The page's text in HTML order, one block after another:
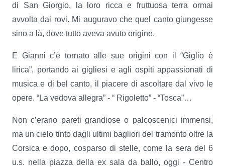
di San Giorgio, la loro ricca e fruttuosa terra ormai
avvolta dai rovi. Mi auguravo che quel canto giungesse
sino a là, dove tutto aveva avuto origine.
E Gianni c’è tornato alle sue origini con il “Giglio è
lirica”, portando ai gigliesi e agli ospiti appassionati di
musica e di bel canto, il piacere di ascoltare dal vivo le
opere. “La vedova allegra” - “ Rigoletto” - “Tosca”…
Non c’erano pareti grandiose o palcoscenici immensi,
ma un cielo tinto dagli ultimi bagliori del tramonto oltre la
Corsica e dopo, cosparso di stelle, come la sera del 6
u.s. nella piazza della ex sala da ballo, oggi - Centro